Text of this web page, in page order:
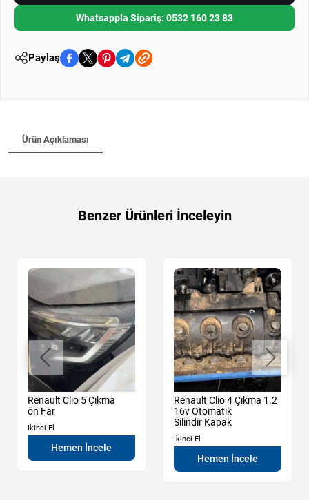
Whatsappla Sipariş: 0532 160 23 83
Paylaş
Ürün Açıklaması
Benzer Ürünleri İnceleyin
Renault Clio 5 Çıkma
ön Far
İkinci El
Hemen İncele
Renault Clio 4 Çıkma 1.2
16v Otomatik
Silindir Kapak
İkinci El
Hemen İncele